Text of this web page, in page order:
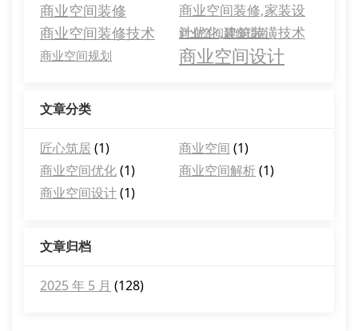
商业空间装修
商业空间装修,家装设
计优化,建筑装潢技术
商业空间装修技术 商业空间装修指南
商业空间规划 商业空间设计
文章分类
匠心筑居 (1) 商业空间 (1)
商业空间优化(1) 商业空间解析(1)
商业空间设计(1)
文章归档
2025 年 5 月 (128)